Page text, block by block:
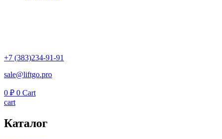
+7 (383)234-91-91
sale@liftgo.pro
0 ₽ 0 Cart
cart
Каталог